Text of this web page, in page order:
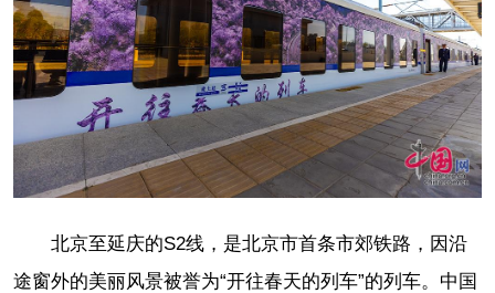
北京至延庆的S2线，是北京市首条市郊铁路，因沿
途窗外的美丽风景被誉为“开往春天的列车”的列车。中国